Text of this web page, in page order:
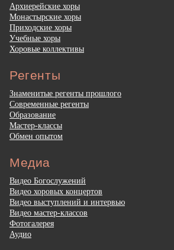
Архиерейские хоры
Монастырские хоры
Приходские хоры
Учебные хоры
Хоровые коллективы
Регенты
Знаменитые регенты прошлого
Современные регенты
Образование
Мастер-классы
Обмен опытом
Медиа
Видео Богослужений
Видео хоровых концертов
Видео выступлений и интервью
Видео мастер-классов
Фотогалерея
Аудио